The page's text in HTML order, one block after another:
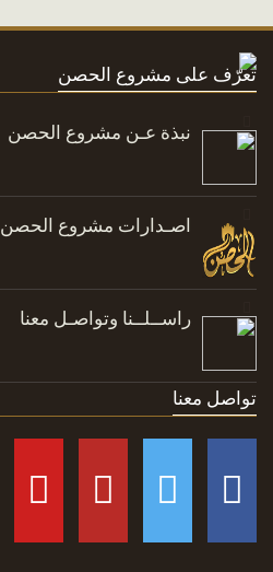
تعرّف على مشروع الحصن
نبذة عـن مشروع الحصن
اصـدارات مشروع الحصن
راســلــنا وتواصـل معنا
تواصل معنا